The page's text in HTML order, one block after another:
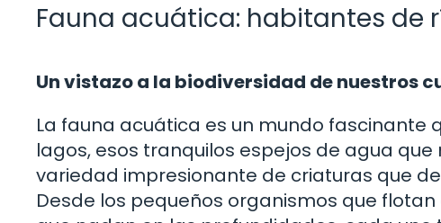
Fauna acuática: habitantes de
Un vistazo a la biodiversidad de nuestros
La fauna acuática es un mundo fascinante
lagos, esos tranquilos espejos de agua
variedad impresionante de criaturas que
Desde los pequeños organismos que